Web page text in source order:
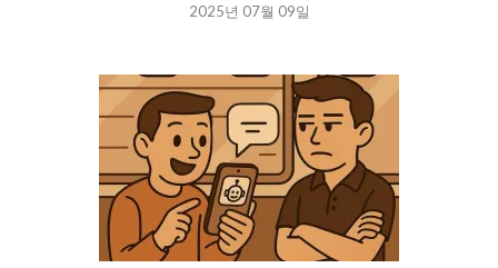
2025년 07월 09일